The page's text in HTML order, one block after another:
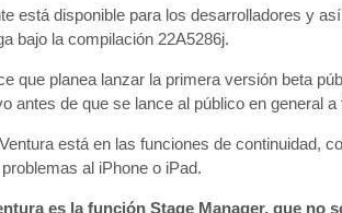
está disponible para los desarrolladores y
bajo la compilación 22A5286j.
que planea lanzar la primera versión beta
antes de que se lance al público en general
está en las funciones de continuidad,
al iPhone o iPad.
es la función Stage Manager, que no